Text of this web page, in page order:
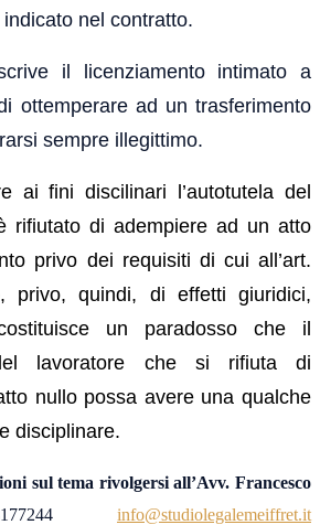
nel contratto.
il licenziamento intimato a
ottemperare ad un trasferimento
sempre illegittimo.
ai fini discilinari l’autotutela del
rifiutato di adempiere ad un atto
privo dei requisiti di cui all’art.
privo, quindi, di effetti giuridici,
un paradosso che il
lavoratore che si rifiuta di
nullo possa avere una qualche
disciplinare.
sul tema rivolgersi all’Avv. Francesco
info@studiolegalemeiffret.it